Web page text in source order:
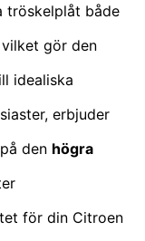
tröskelplåt både
gör den
idealiska
erbjuder
den högra
för din Citroen